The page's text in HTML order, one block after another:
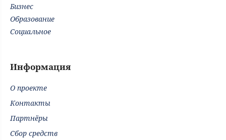
Бизнес
Образование
Социальное
Информация
О проекте
Контакты
Партнёры
Сбор средств